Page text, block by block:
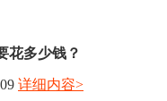
花多少钱？
详细内容>